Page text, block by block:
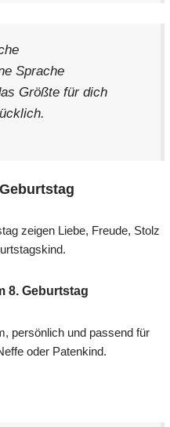
Sprache
Größte für dich
zeigen Liebe, Freude, Stolz
8. Geburtstag
persönlich und passend für
oder Patenkind.